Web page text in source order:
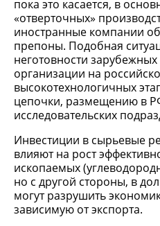
пока это касается, в
«отверточных»
иностранные компании
препоны. Подобная
неготовности
организации на
высокотехнологичных
цепочки, размещению в
исследовательских
Инвестиции в сырьевые
влияют на рост
ископаемых
но с другой стороны, в
могут разрушить
зависимую от экспорта.